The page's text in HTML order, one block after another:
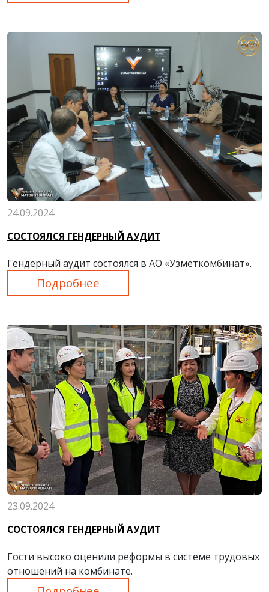
24.09.2024
СОСТОЯЛСЯ ГЕНДЕРНЫЙ АУДИТ
Гендерный аудит состоялся в АО «Узметкомбинат».
Подробнее
23.09.2024
СОСТОЯЛСЯ ГЕНДЕРНЫЙ АУДИТ
Гости высоко оценили реформы в системе трудовых
отношений на комбинате.